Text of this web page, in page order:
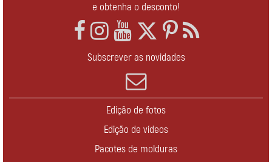
e obtenha o desconto!
Subscrever as novidades
Edição de fotos
Edição de vídeos
Pacotes de molduras